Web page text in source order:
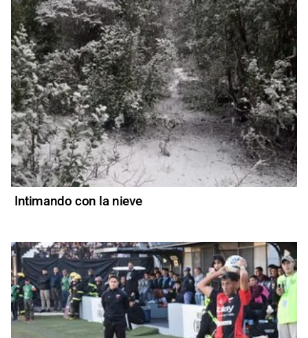
Intimando con la nieve